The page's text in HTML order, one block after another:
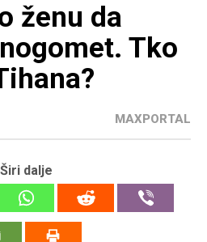
ženu da
Tko
MAXPORTAL
Širi dalje